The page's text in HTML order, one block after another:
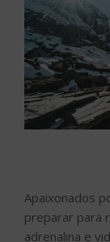
Apaixonados
preparar para
adrenalina e